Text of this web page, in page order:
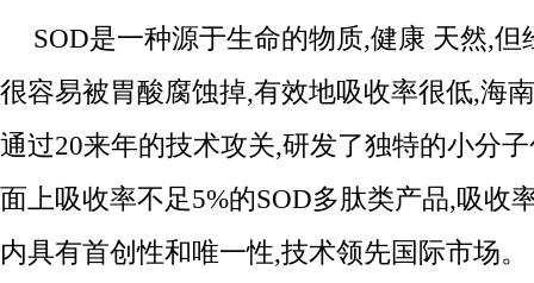
SOD是一种源于生命的物质,健康 天然,
很容易被胃酸腐蚀掉,有效地吸收率很低,海
通过20来年的技术攻关,研发了独特的小分
面上吸收率不足5%的SOD多肽类产品,吸收
内具有首创性和唯一性,技术领先国际市场。